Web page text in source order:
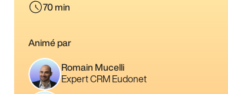
70 min
Animé par
Romain Mucelli
Expert CRM Eudonet